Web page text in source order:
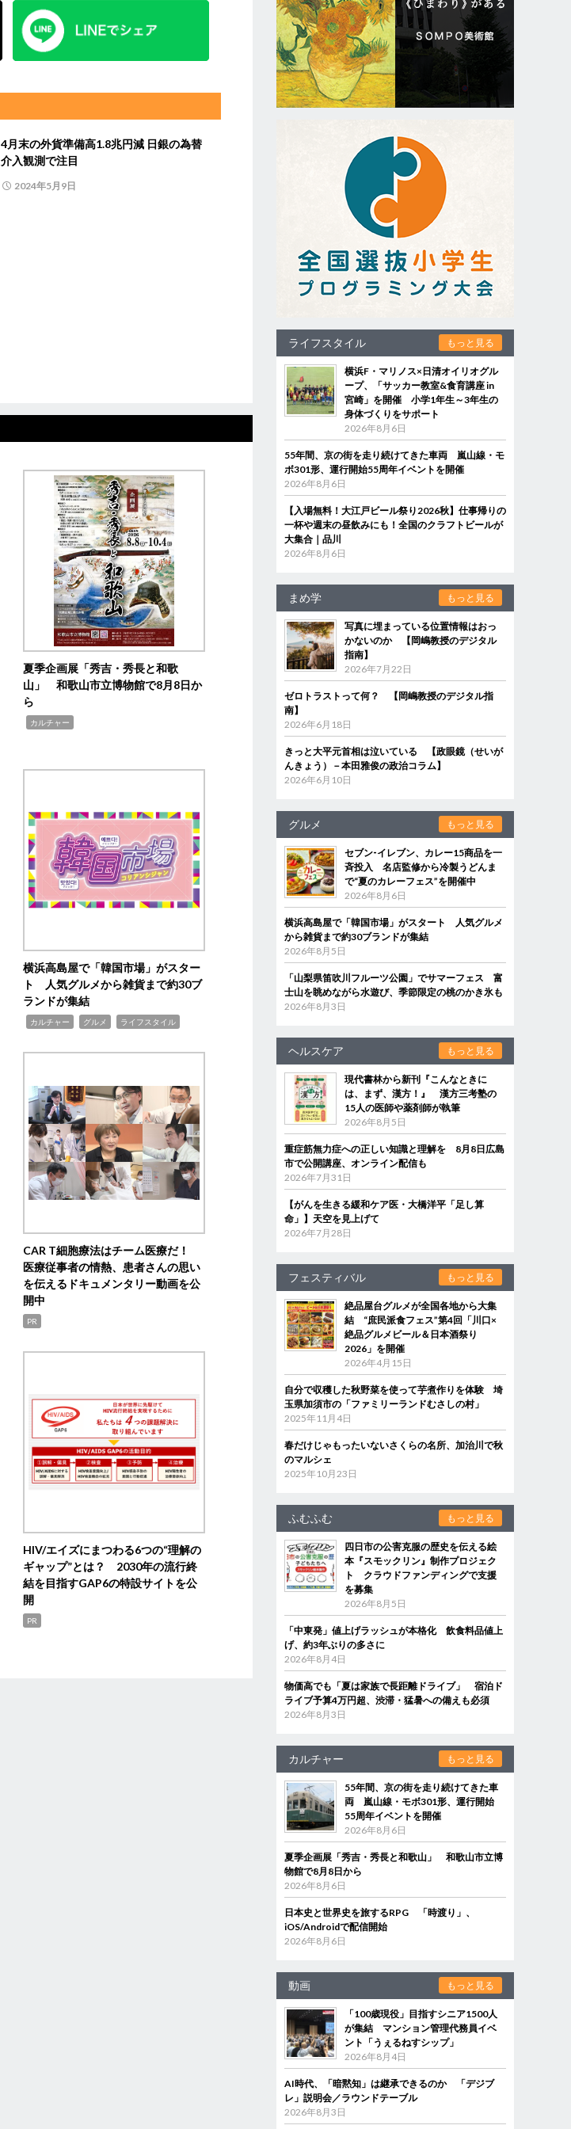
4月末の外貨準備高1.8兆円減 日銀の為替
介入観測で注目
2024年5月9日
夏季企画展「秀吉・秀長と和歌
山」 和歌山市立博物館で8月8日か
ら
カルチャー
横浜高島屋で「韓国市場」がスター
ト 人気グルメから雑貨まで約30ブ
ランドが集結
カルチャー グルメ ライフスタイル
CAR T細胞療法はチーム医療だ！
医療従事者の情熱、患者さんの思い
を伝えるドキュメンタリー動画を公
開中
PR
HIV/エイズにまつわる6つの“理解の
ギャップ”とは？ 2030年の流行終
結を目指すGAP6の特設サイトを公
開
PR
ライフスタイル もっと見る
横浜F・マリノス×日清オイリオグル
ープ、「サッカー教室&食育講座 in
宮崎」を開催 小学1年生～3年生の
身体づくりをサポート
2026年8月6日
55年間、京の街を走り続けてきた車両 嵐山線・モ
ボ301形、運行開始55周年イベントを開催
2026年8月6日
【入場無料！大江戸ビール祭り2026秋】仕事帰りの
一杯や週末の昼飲みにも！全国のクラフトビールが
大集合｜品川
2026年8月6日
まめ学 もっと見る
写真に埋まっている位置情報はおっ
かないのか 【岡嶋教授のデジタル
指南】
2026年7月22日
ゼロトラストって何？ 【岡嶋教授のデジタル指
南】
2026年6月18日
きっと大平元首相は泣いている 【政眼鏡（せいが
んきょう）－本田雅俊の政治コラム】
2026年6月10日
グルメ もっと見る
セブン‐イレブン、カレー15商品を一
斉投入 名店監修から冷製うどんま
で“夏のカレーフェス”を開催中
2026年8月6日
横浜高島屋で「韓国市場」がスタート 人気グルメ
から雑貨まで約30ブランドが集結
2026年8月5日
「山梨県笛吹川フルーツ公園」でサマーフェス 富
士山を眺めながら水遊び、季節限定の桃のかき氷も
2026年8月3日
ヘルスケア もっと見る
現代書林から新刊『こんなときに
は、まず、漢方！』 漢方三考塾の
15人の医師や薬剤師が執筆
2026年8月5日
重症筋無力症への正しい知識と理解を 8月8日広島
市で公開講座、オンライン配信も
2026年7月31日
【がんを生きる緩和ケア医・大橋洋平「足し算
命」】天空を見上げて
2026年7月28日
フェスティバル もっと見る
絶品屋台グルメが全国各地から大集
結 “庶民派食フェス”第4回「川口×
絶品グルメビール＆日本酒祭り
2026」を開催
2026年4月15日
自分で収穫した秋野菜を使って芋煮作りを体験 埼
玉県加須市の「ファミリーランドむさしの村」
2025年11月4日
春だけじゃもったいないさくらの名所、加治川で秋
のマルシェ
2025年10月23日
ふむふむ もっと見る
四日市の公害克服の歴史を伝える絵
本『スモックリン』制作プロジェク
ト クラウドファンディングで支援
を募集
2026年8月5日
「中東発」値上げラッシュが本格化 飲食料品値上
げ、約3年ぶりの多さに
2026年8月4日
物価高でも「夏は家族で長距離ドライブ」 宿泊ド
ライブ予算4万円超、渋滞・猛暑への備えも必須
2026年8月3日
カルチャー もっと見る
55年間、京の街を走り続けてきた車
両 嵐山線・モボ301形、運行開始
55周年イベントを開催
2026年8月6日
夏季企画展「秀吉・秀長と和歌山」 和歌山市立博
物館で8月8日から
2026年8月6日
日本史と世界史を旅するRPG 「時渡り」、
iOS/Androidで配信開始
2026年8月6日
動画 もっと見る
「100歳現役」目指すシニア1500人
が集結 マンション管理代務員イベ
ント「うぇるねすシップ」
2026年8月4日
AI時代、「暗黙知」は継承できるのか 「デジブ
レ」説明会／ラウンドテーブル
2026年8月3日